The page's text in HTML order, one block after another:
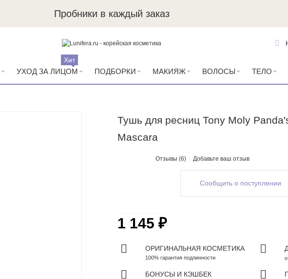
Пробники в каждый заказ
УХОД ЗА ЛИЦОМ
Хит
ПОДБОРКИ МАКИЯЖ ВОЛОСЫ ТЕЛО
Тушь для ресниц Tony Moly
Mascara
Отзывы (6) Добавьте ваш отзыв
Сообщить о поступлении
1 145 ₽
ОРИГИНАЛЬНАЯ КОСМЕТИКА
100% гарантия подлинности
БОНУСЫ И КЭШБЕК